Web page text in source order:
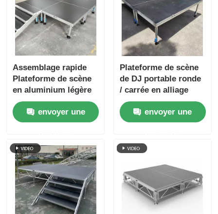
Assemblage rapide
Plateforme de scène
en aluminium légère
pour les concerts
envoyer une
Plateforme de scène
de DJ portable ronde
/ carrée en alliage
d'aluminium
détachableenvoyer une